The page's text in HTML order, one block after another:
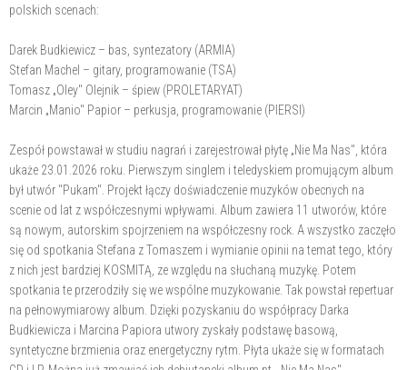
polskich scenach:
Darek Budkiewicz – bas, syntezatory (ARMIA)
Stefan Machel – gitary, programowanie (TSA)
Tomasz „Oley" Olejnik – śpiew (PROLETARYAT)
Marcin „Manio" Papior – perkusja, programowanie (PIERSI)
Zespół powstawał w studiu nagrań i zarejestrował płytę „Nie Ma Nas", która
ukaże 23.01.2026 roku. Pierwszym singlem i teledyskiem promującym album
był utwór "Pukam". Projekt łączy doświadczenie muzyków obecnych na
scenie od lat z współczesnymi wpływami. Album zawiera 11 utworów, które
są nowym, autorskim spojrzeniem na współczesny rock. A wszystko zaczęło
się od spotkania Stefana z Tomaszem i wymianie opinii na temat tego, który
z nich jest bardziej KOSMITĄ, ze względu na słuchaną muzykę. Potem
spotkania te przerodziły się we wspólne muzykowanie. Tak powstał repertuar
na pełnowymiarowy album. Dzięki pozyskaniu do współpracy Darka
Budkiewicza i Marcina Papiora utwory zyskały podstawę basową,
syntetyczne brzmienia oraz energetyczny rytm. Płyta ukaże się w formatach